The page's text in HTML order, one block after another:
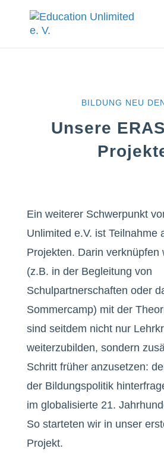
BILDUNG NEU
Unsere
Ein weiterer Schwerpunkt
Unlimited e.V. ist Teilnahme
Projekten. Darin verknüpfen
(z.B. in der Begleitung von
Schulpartnerschaften oder
Sommercamp) mit der
sind seitdem nicht nur
weiterzubilden, sondern
Schritt früher anzusetzen:
der Bildungspolitik
im globalisierte 21.
So starteten wir in unser
Projekt.